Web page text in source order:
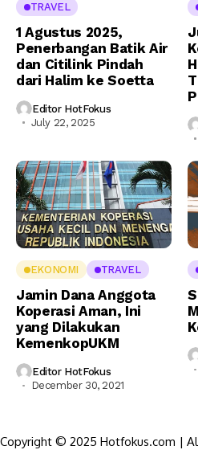
TRAVEL
1 Agustus 2025,
Penerbangan Batik Air
dan Citilink Pindah
dari Halim ke Soetta
Editor HotFokus
July 22, 2025
EKONOMI TRAVEL
Jamin Dana Anggota
Koperasi Aman, Ini
yang Dilakukan
KemenkopUKM
Editor HotFokus
December 30, 2021
Copyright © 2025 Hotfokus.com |